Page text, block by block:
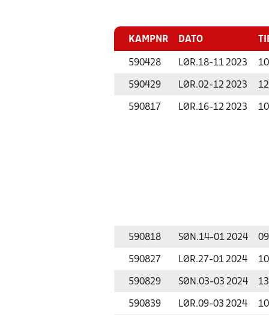
KAMPNR DATO
590428 LØR.18-11 2023
590429 LØR.02-12 2023
590817 LØR.16-12 2023
590818 SØN.14-01 2024
590827 LØR.27-01 2024
590829 SØN.03-03 2024
590839 LØR.09-03 2024